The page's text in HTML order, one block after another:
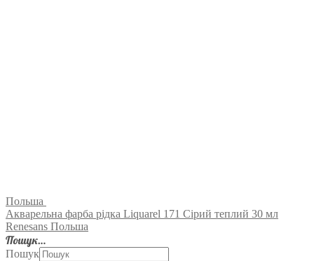
Польша
Акварельна фарба рідка Liquarel 171 Сірий теплий 30 мл
Renesans Польша
Пошук…
Пошук